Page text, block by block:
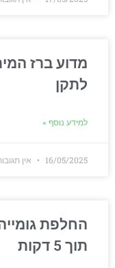
מדוע ברז
לתקן
למידע נוסף »
16/05/2025 אין
החלפת
תוך 5 דקות